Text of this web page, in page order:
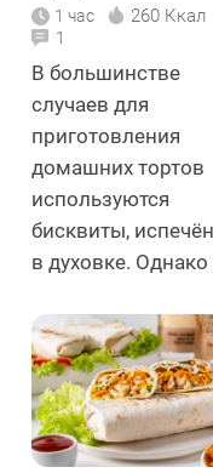
1 час 260 Ккал
1
В большинстве
случаев для
приготовления
домашних тортов
используются
бисквиты,
в духовке. Однако